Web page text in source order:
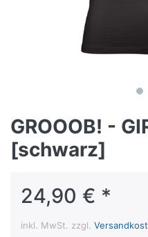
GROOOB! -
[schwarz]
24,90 € *
inkl. MwSt. zzgl.